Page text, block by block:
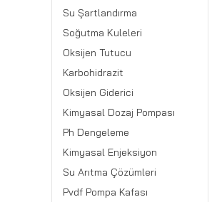
Su Şartlandırma
Soğutma Kuleleri
Oksijen Tutucu
Karbohidrazit
Oksijen Giderici
Kimyasal Dozaj Pompası
Ph Dengeleme
Kimyasal Enjeksiyon
Su Arıtma Çözümleri
Pvdf Pompa Kafası